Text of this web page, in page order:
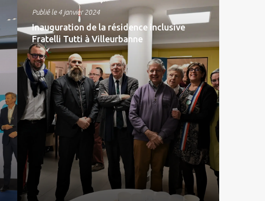
Publié le 4 janvier 2024
Inauguration de la résidence inclusive
Fratelli Tutti à Villeurbanne